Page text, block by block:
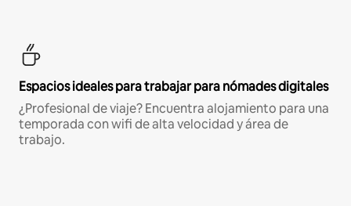
Espacios ideales para trabajar para nómades digitales
¿Profesional de viaje? Encuentra alojamiento para una
temporada con wifi de alta velocidad y área de
trabajo.